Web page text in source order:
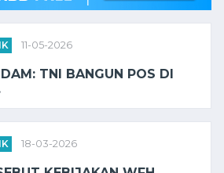
11-05-2026
TNI BANGUN POS DI
18-03-2026